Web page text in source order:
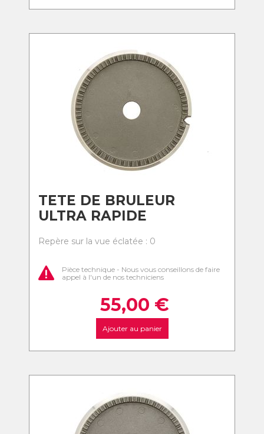
TETE DE BRULEUR
ULTRA RAPIDE
Repère sur la vue éclatée : 0
Pièce technique - Nous vous conseillons de faire
appel à l'un de nos techniciens
55,00 €
Ajouter au panier